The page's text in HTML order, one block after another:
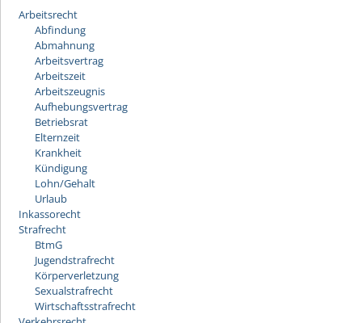
Arbeitsrecht
Abfindung
Abmahnung
Arbeitsvertrag
Arbeitszeit
Arbeitszeugnis
Aufhebungsvertrag
Betriebsrat
Elternzeit
Krankheit
Kündigung
Lohn/Gehalt
Urlaub
Inkassorecht
Strafrecht
BtmG
Jugendstrafrecht
Körperverletzung
Sexualstrafrecht
Wirtschaftsstrafrecht